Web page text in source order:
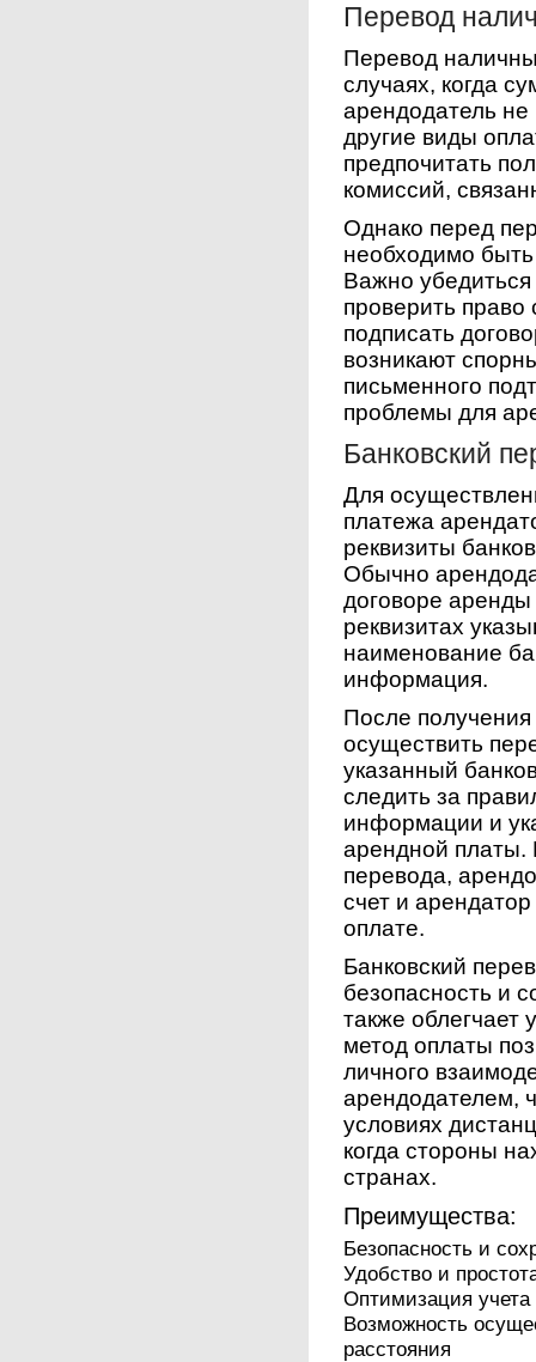
Перевод
Перевод
случаях, когда
арендодатель
другие виды
предпочитать
комиссий,
Однако перед
необходимо
Важно
проверить право
подписать
возникают
письменного
проблемы для
Банковский
Для
платежа
реквизиты
Обычно
договоре
реквизитах
наименование
информация.
После
осуществить
указанный
следить за
информации и
арендной платы.
перевода,
счет и
оплате.
Банковский
безопасность и
также облегчает
метод оплаты
личного
арендодателем,
условиях
когда стороны
странах.
Преимущества:
Безопасность и
Удобство и
Оптимизация учета
Возможность
расстояния